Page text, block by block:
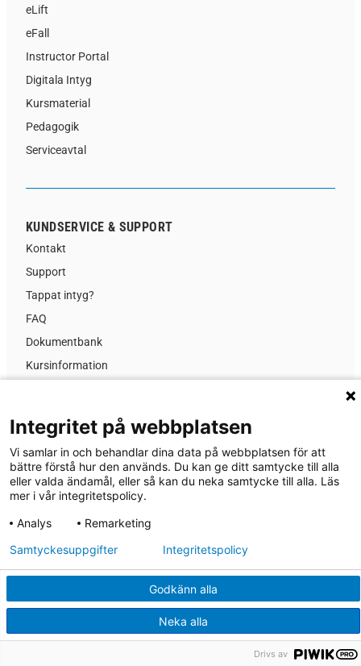
eLift
eFall
Instructor Portal
Digitala Intyg
Kursmaterial
Pedagogik
Serviceavtal
KUNDSERVICE & SUPPORT
Kontakt
Support
Tappat intyg?
FAQ
Dokumentbank
Kursinformation
Nyheter
Om MA-system Utbildning
® 2026 MA-system Utbildning
Upphovsrätt
Integritet på webbplatsen
Vi samlar in och behandlar dina data på webbplatsen för att
bättre förstå hur den används. Du kan ge ditt samtycke till alla
eller valda ändamål, eller så kan du neka samtycke till alla. Läs
mer i vår integritetspolicy.
Analys
Remarketing
Godkänn alla
Neka alla
Samtyckesuppgifter Integritetspolicy
Drivs av